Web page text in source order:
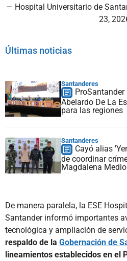
— Hospital Universitario de
23,
Últimas noticias
Santanderes
Abelardo De La
para las regiones
Santanderes
Cayó alias
de coordinar
Magdalena Medio
De manera paralela, la ESE
Santander informó importantes
tecnológica y ampliación de
respaldo de la Gobernación de
lineamientos establecidos en el